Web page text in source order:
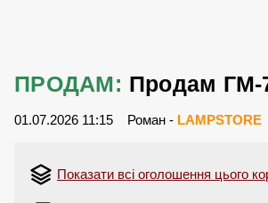
ПРОДАМ: Продам ГМ-
01.07.2026 11:15 Роман - LAMPSTORE
Показати всі оголошення цього